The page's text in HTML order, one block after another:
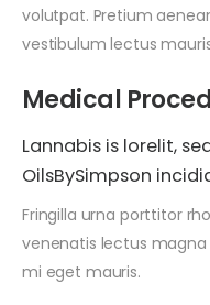
volutpat. Pretium
vestibulum lectus
Medical
Lannabis is lorelit,
OilsBySimpson
Fringilla urna porttitor
venenatis lectus
mi eget mauris.